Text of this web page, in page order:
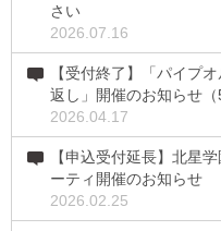
さい
2026.07.16
【受付終了】「パイプ
返し」開催のお知らせ（
2026.04.17
【申込受付延長】北星
ーティ開催のお知らせ
2026.02.25